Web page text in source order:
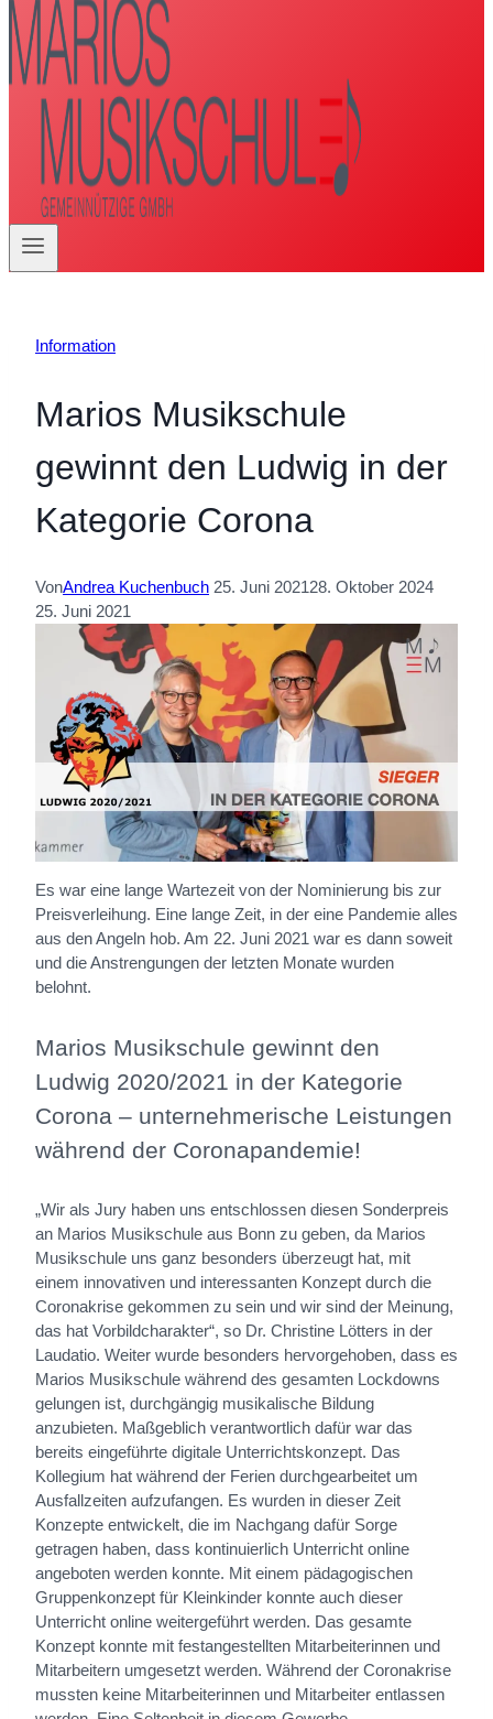
Information
Marios Musikschule
gewinnt den Ludwig in der
Kategorie Corona
VonAndrea Kuchenbuch 25. Juni 202128. Oktober 2024
25. Juni 2021
Es war eine lange Wartezeit von der Nominierung bis zur
Preisverleihung. Eine lange Zeit, in der eine Pandemie alles
aus den Angeln hob. Am 22. Juni 2021 war es dann soweit
und die Anstrengungen der letzten Monate wurden
belohnt.
Marios Musikschule gewinnt den
Ludwig 2020/2021 in der Kategorie
Corona – unternehmerische Leistungen
während der Coronapandemie!
„Wir als Jury haben uns entschlossen diesen Sonderpreis
an Marios Musikschule aus Bonn zu geben, da Marios
Musikschule uns ganz besonders überzeugt hat, mit
einem innovativen und interessanten Konzept durch die
Coronakrise gekommen zu sein und wir sind der Meinung,
das hat Vorbildcharakter“, so Dr. Christine Lötters in der
Laudatio. Weiter wurde besonders hervorgehoben, dass es
Marios Musikschule während des gesamten Lockdowns
gelungen ist, durchgängig musikalische Bildung
anzubieten. Maßgeblich verantwortlich dafür war das
bereits eingeführte digitale Unterrichtskonzept. Das
Kollegium hat während der Ferien durchgearbeitet um
Ausfallzeiten aufzufangen. Es wurden in dieser Zeit
Konzepte entwickelt, die im Nachgang dafür Sorge
getragen haben, dass kontinuierlich Unterricht online
angeboten werden konnte. Mit einem pädagogischen
Gruppenkonzept für Kleinkinder konnte auch dieser
Unterricht online weitergeführt werden. Das gesamte
Konzept konnte mit festangestellten Mitarbeiterinnen und
Mitarbeitern umgesetzt werden. Während der Coronakrise
mussten keine Mitarbeiterinnen und Mitarbeiter entlassen